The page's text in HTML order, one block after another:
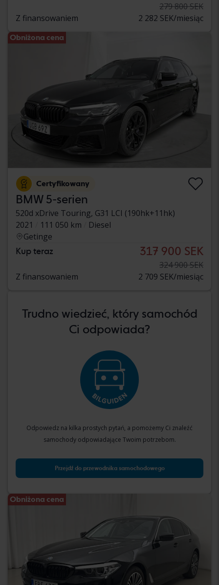
279 800 SEK
Z finansowaniem
2 282 SEK/miesiąc
Obniżona cena
Certyfikowany
BMW 5-serien
520d xDrive Touring, G31 LCI (190hk+11hk)
2021
111 050 km
Diesel
Getinge
Kup teraz 317 900 SEK
324 900 SEK
Z finansowaniem
2 709 SEK/miesiąc
Trudno wiedzieć, który samochód
Ci odpowiada?
Odpowiedz na kilka prostych pytań, a pomożemy Ci znaleźć
samochody odpowiadające Twoim potrzebom.
Przejdź do przewodnika samochodowego
Obniżona cena